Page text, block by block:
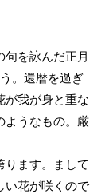
を詠んだ正月
。還暦を過ぎ
が我が身と重な
ようなもの。厳
ます。まして
い花が咲くので